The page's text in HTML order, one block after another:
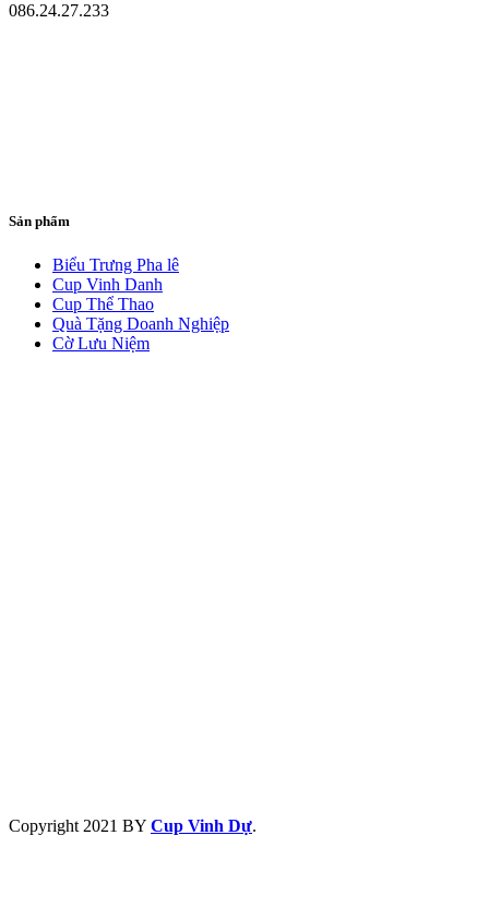
086.24.27.233
Sản phẩm
Biểu Trưng Pha lê
Cup Vinh Danh
Cup Thể Thao
Quà Tặng Doanh Nghiệp
Cờ Lưu Niệm
Copyright 2021 BY Cup Vinh Dự.